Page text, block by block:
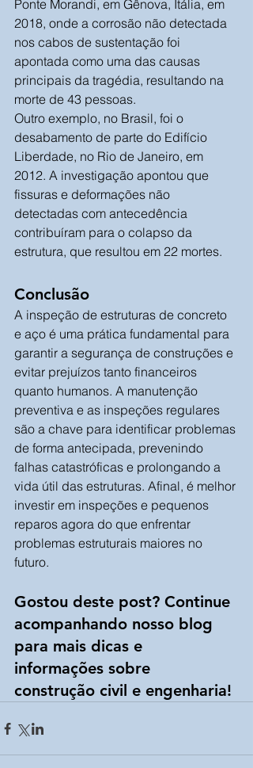
Ponte Morandi, em Gênova, Itália, em
2018, onde a corrosão não detectada
nos cabos de sustentação foi
apontada como uma das causas
principais da tragédia, resultando na
morte de 43 pessoas.
Outro exemplo, no Brasil, foi o
desabamento de parte do Edifício
Liberdade, no Rio de Janeiro, em
2012. A investigação apontou que
fissuras e deformações não
detectadas com antecedência
contribuíram para o colapso da
estrutura, que resultou em 22 mortes.
Conclusão
A inspeção de estruturas de concreto
e aço é uma prática fundamental para
garantir a segurança de construções e
evitar prejuízos tanto financeiros
quanto humanos. A manutenção
preventiva e as inspeções regulares
são a chave para identificar problemas
de forma antecipada, prevenindo
falhas catastróficas e prolongando a
vida útil das estruturas. Afinal, é melhor
investir em inspeções e pequenos
reparos agora do que enfrentar
problemas estruturais maiores no
futuro.
Gostou deste post? Continue
acompanhando nosso blog
para mais dicas e
informações sobre
construção civil e engenharia!